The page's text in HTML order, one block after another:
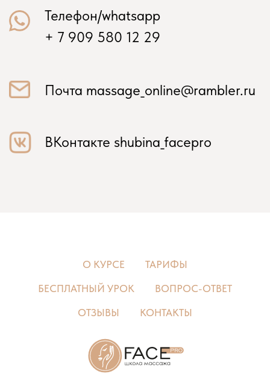
О КУРСЕ
ТАРИФЫ
БЕСПЛАТНЫЙ УРОК
ВОПРОС-ОТВЕТ
ОТЗЫВЫ
КОНТАКТЫ